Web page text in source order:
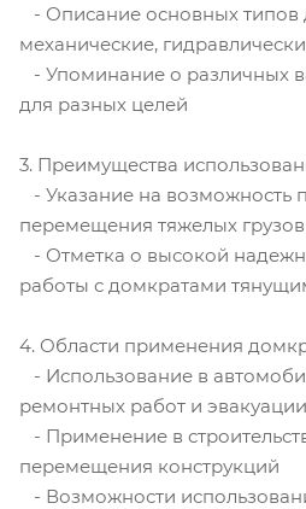
- Описание основных типов
механические,
- Упоминание о различных
для разных целей
3. Преимущества
- Указание на возможность
перемещения тяжелых грузов
- Отметка о высокой
работы с домкратами
4. Области применения
- Использование в
ремонтных работ и
- Применение в
перемещения конструкций
- Возможности